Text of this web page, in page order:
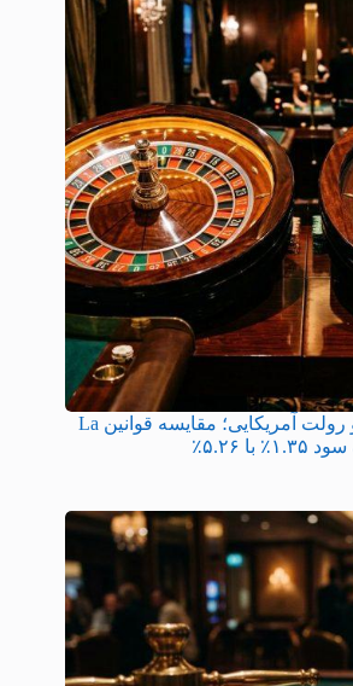
تفاوت رولت فرانسوی و رولت آمریکایی؛ مقایسه قوانین La